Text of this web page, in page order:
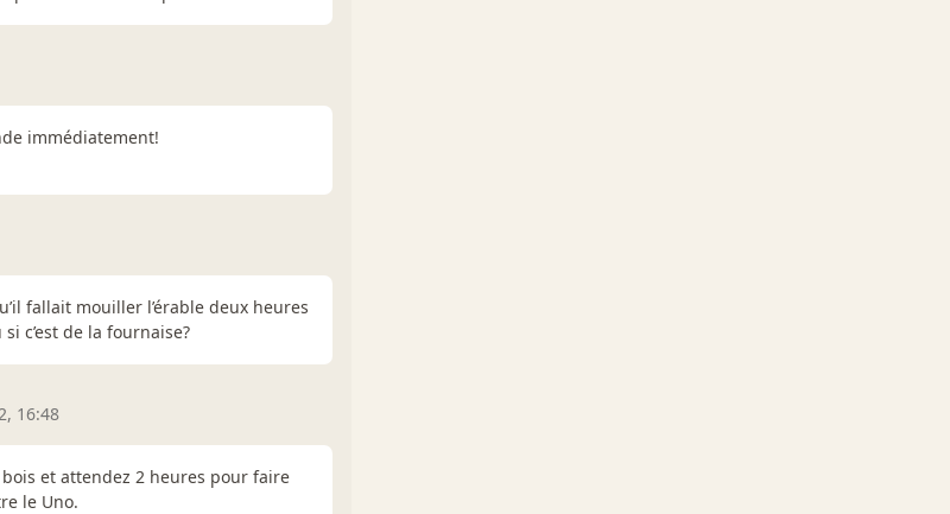
immédiatement!
fallait mouiller l’érable deux heures
c’est de la fournaise?
16:48
et attendez 2 heures pour faire
le Uno.